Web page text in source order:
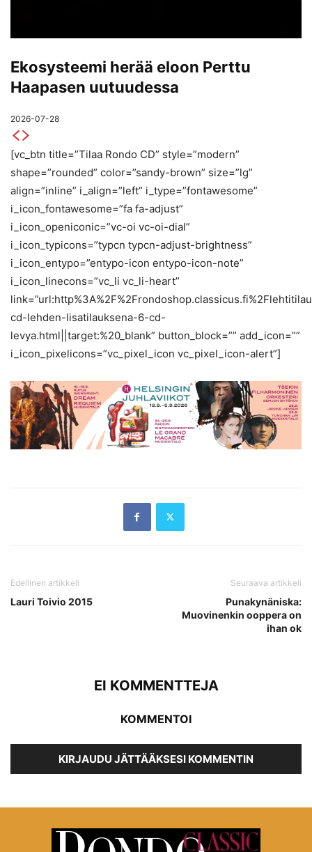
Ekosysteemi herää eloon Perttu
Haapasen uutuudessa
2026-07-28
[vc_btn title=”Tilaa Rondo CD” style=”modern”
shape=”rounded” color=”sandy-brown” size=”lg”
align=”inline” i_align=”left” i_type=”fontawesome”
i_icon_fontawesome=”fa fa-adjust”
i_icon_openiconic=”vc-oi vc-oi-dial”
i_icon_typicons=”typcn typcn-adjust-brightness”
i_icon_entypo=”entypo-icon entypo-icon-note”
i_icon_linecons=”vc_li vc_li-heart”
cd-lehden-lisatilauksena-6-cd-
levya.html||target:%20_blank” button_block=”” add_icon=””
i_icon_pixelicons=”vc_pixel_icon vc_pixel_icon-alert”]
Edellinen artikkeli
Lauri Toivio 2015
Seuraava artikkeli
Punakynäniska:
Muovinenkin ooppera on
ihan ok
EI KOMMENTTEJA
KOMMENTOI
KIRJAUDU JÄTTÄÄKSESI KOMMENTIN